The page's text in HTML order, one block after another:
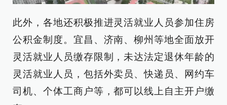
此外，各地还积极推进灵活就业人员参加住房
公积金制度。宜昌、济南、柳州等地全面放开
灵活就业人员缴存限制，未达法定退休年龄的
灵活就业人员，包括外卖员、快递员、网约车
司机、个体工商户等，都可以线上自主开户缴